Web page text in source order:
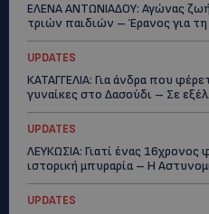
ΕΛΕΝΑ ΑΝΤΩΝΙΑΔΟΥ: Αγώνας
τριών παιδιών – Έρανος για
UPDATES
ΚΑΤΑΓΓΕΛΙΑ: Για άνδρα που
γυναίκες στο Δασούδι – Σε
UPDATES
ΛΕΥΚΩΣΙΑ: Γιατί ένας
ιστορική μπυραρία – Η
UPDATES